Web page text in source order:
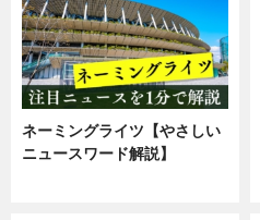
ネーミングライツ【やさしい
ニュースワード解説】